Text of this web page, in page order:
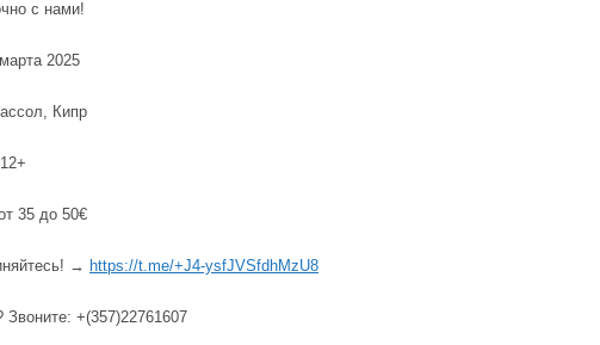
с нами!
2025
Кипр
35 до 50€
→ https://t.me/+J4-ysfJVSfdhMzU8
+(357)22761607